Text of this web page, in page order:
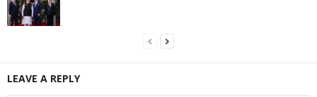
LEAVE A REPLY